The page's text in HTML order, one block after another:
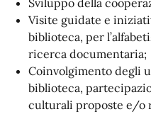
Sviluppo della
Visite guidate e
biblioteca, per
ricerca documentaria;
Coinvolgimento degli
biblioteca,
culturali proposte e/o